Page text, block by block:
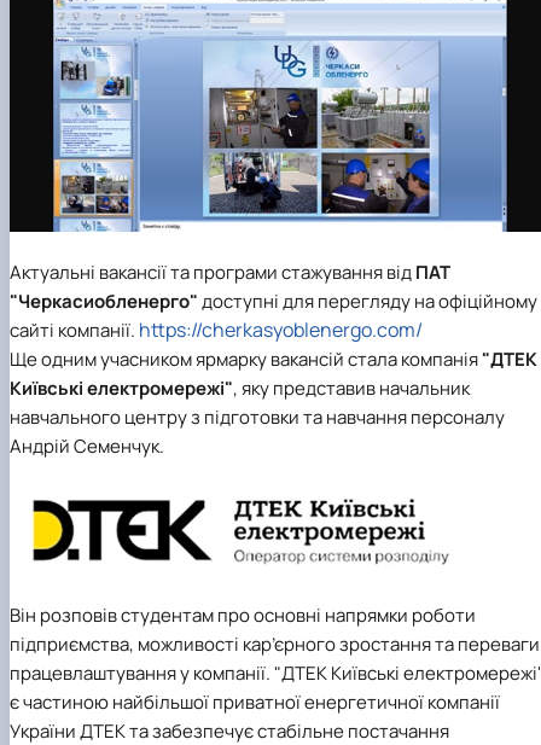
Актуальні вакансії та програми стажування відПАТ
"Черкасиобленерго"доступні для перегляду на офіційному
сайті компанії. https://cherkasyoblenergo.com/
Ще одним учасником ярмарку вакансій стала компанія"ДТЕК
Київські електромережі", яку представив начальник
навчального центру з підготовки та навчання персоналу
Андрій Семенчук.
Він розповів студентам про основні напрямки роботи
підприємства, можливості кар’єрного зростання та переваги
працевлаштування у компанії. "ДТЕК Київські
є частиною найбільшої приватної енергетичної компанії
України ДТЕК та забезпечує стабільне постачання